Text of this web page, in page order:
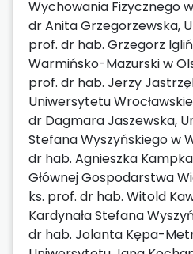
Wychowania Fizycznego
dr Anita Grzegorzewska,
prof. dr hab. Grzegorz
Warmińsko-Mazurski w
prof. dr hab. Jerzy
Uniwersytetu
dr Dagmara Jaszewska,
Stefana Wyszyńskiego w
dr hab. Agnieszka
Głównej Gospodarstwa
ks. prof. dr hab. Witold
Kardynała Stefana
dr hab. Jolanta Kępa-